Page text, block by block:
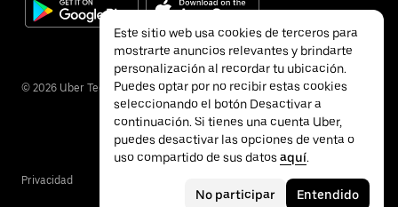
© 2026 Uber Technologies Inc.
Privacidad
Este sitio web usa cookies de terceros para
mostrarte anuncios relevantes y brindarte
personalización al recordar tu ubicación.
Puedes optar por no recibir estas cookies
seleccionando el botón Desactivar a
continuación. Si tienes una cuenta Uber,
puedes desactivar las opciones de venta o
uso compartido de sus datos aquí.
No participar Entendido